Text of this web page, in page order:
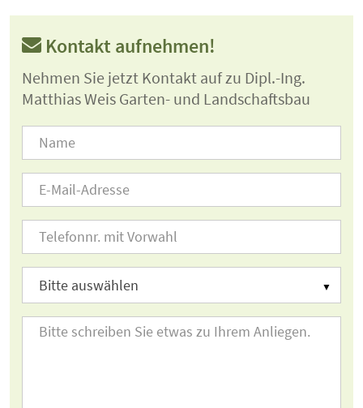
Kontakt aufnehmen!
Nehmen Sie jetzt Kontakt auf zu Dipl.-Ing.
Matthias Weis Garten- und Landschaftsbau